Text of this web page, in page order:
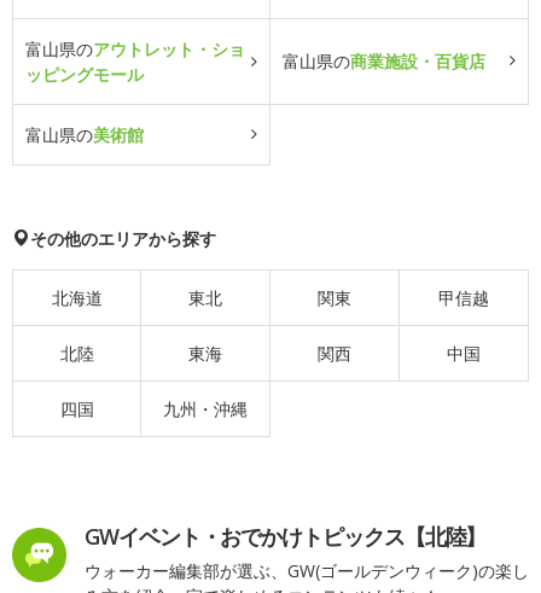
富山県のアウトレット・ショ
ッピングモール
富山県の商業施設・百貨店
富山県の美術館
その他のエリアから探す
北海道 東北 関東 甲信越
北陸 東海 関西 中国
四国 九州・沖縄
GWイベント・おでかけトピックス【北陸】
ウォーカー編集部が選ぶ、GW(ゴールデンウィーク)の楽し